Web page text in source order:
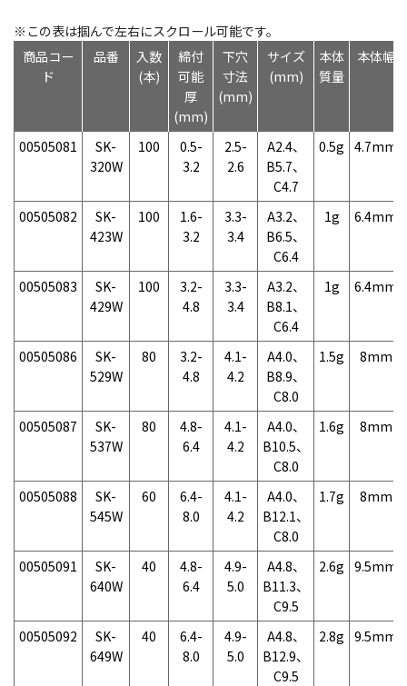
※この表は掴んで左右にスクロール可能です。
商品コー
ド
品番
入数
(本)
締付
可能
厚
(mm)
下穴
寸法
(mm)
サイズ
(mm)
本体
質量
本体幅
00505081
SK-
320W
100
0.5-
3.2
2.5-
2.6
A2.4、
B5.7、
C4.7
0.5g 4.7mm
00505082
SK-
423W
100
1.6-
3.2
3.3-
3.4
A3.2、
B6.5、
C6.4
1g 6.4mm
00505083
SK-
429W
100
3.2-
4.8
3.3-
3.4
A3.2、
B8.1、
C6.4
1g 6.4mm
00505086
SK-
529W
80
3.2-
4.8
4.1-
4.2
A4.0、
B8.9、
C8.0
1.5g 8mm
00505087
SK-
537W
80
4.8-
6.4
4.1-
4.2
A4.0、
B10.5、
C8.0
1.6g 8mm
00505088
SK-
545W
60
6.4-
8.0
4.1-
4.2
A4.0、
B12.1、
C8.0
1.7g 8mm
00505091
SK-
640W
40
4.8-
6.4
4.9-
5.0
A4.8、
B11.3、
C9.5
2.6g 9.5mm
00505092
SK-
649W
40
6.4-
8.0
4.9-
5.0
A4.8、
B12.9、
C9.5
2.8g 9.5mm